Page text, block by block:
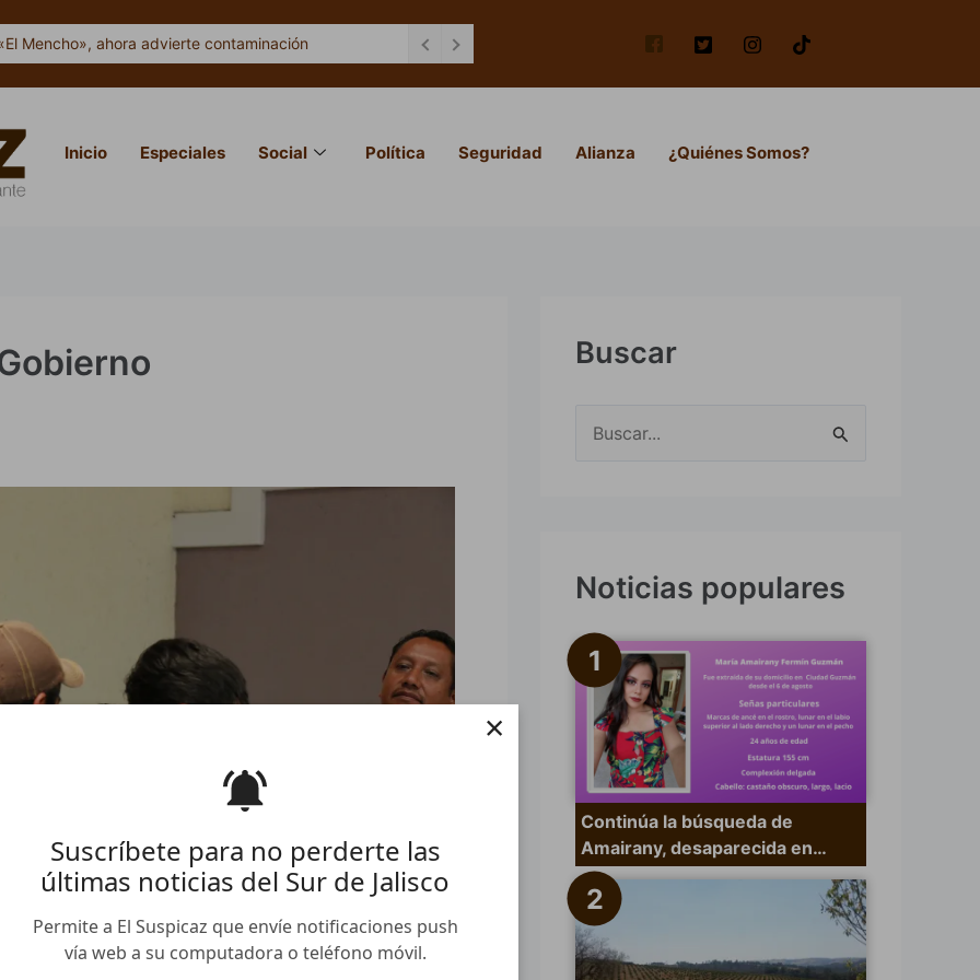
Suscríbete para no perderte las
últimas noticias del Sur de Jalisco
Permite a El Suspicaz que envíe notificaciones push
vía web a su computadora o teléfono móvil.
×
Mencho», ahora advierte contaminación
Inicio Especiales Social Política Seguridad Alianza ¿Quiénes Somos?
Buscar
a
p
o
Noticias populares
Continúa la búsqueda de
Amairany, desaparecida en…